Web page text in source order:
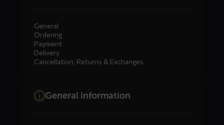
General
Ordering
Payment
Delivery
Cancellation, Returns & Exchanges
General information